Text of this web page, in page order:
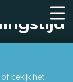
bekijk het